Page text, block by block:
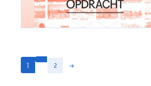
1 (huidige)
2